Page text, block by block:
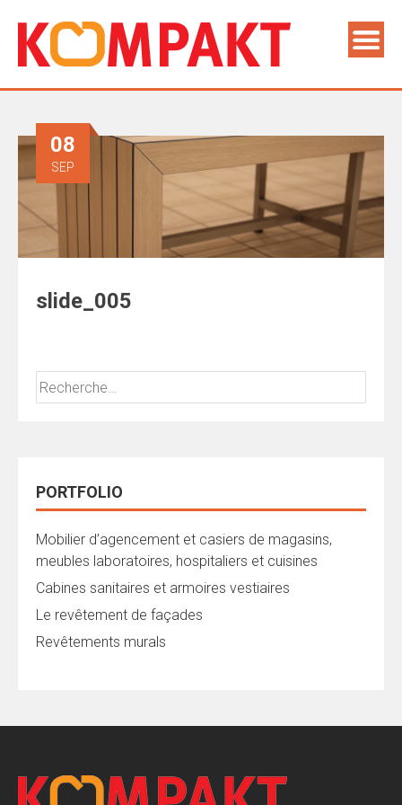
08
SEP
slide_005
Rechercher :
PORTFOLIO
Mobilier d’agencement et casiers de magasins,
meubles laboratoires, hospitaliers et cuisines
Cabines sanitaires et armoires vestiaires
Le revêtement de façades
Revêtements murals